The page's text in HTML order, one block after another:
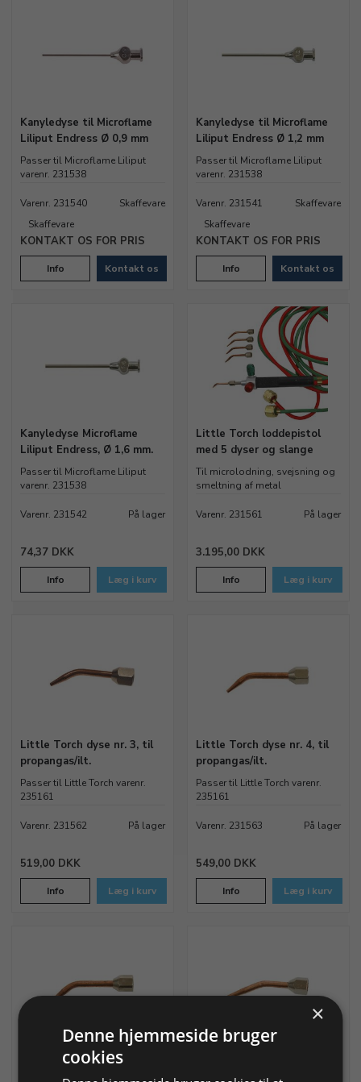
Kanyledyse til Microflame
Liliput Endress Ø 0,9 mm
Passer til Microflame Liliput
varenr. 231538
Varenr. 231540 Skaffevare
KONTAKT OS FOR PRIS
Skaffevare
Info Kontakt os
Kanyledyse til Microflame
Liliput Endress Ø 1,2 mm
Passer til Microflame Liliput
varenr. 231538
Varenr. 231541 Skaffevare
KONTAKT OS FOR PRIS
Skaffevare
Info Kontakt os
Kanyledyse Microflame
Liliput Endress, Ø 1,6 mm.
Passer til Microflame Liliput
varenr. 231538
Varenr. 231542 På lager
74,37 DKK
Info Læg i kurv
Little Torch loddepistol
med 5 dyser og slange
Til microlodning, svejsning og
smeltning af metal
Varenr. 231561 På lager
3.195,00 DKK
Info Læg i kurv
Little Torch dyse nr. 3, til
propangas/ilt.
Passer til Little Torch varenr.
235161
Varenr. 231562 På lager
519,00 DKK
Info Læg i kurv
Little Torch dyse nr. 4, til
propangas/ilt.
Passer til Little Torch varenr.
235161
Varenr. 231563 På lager
549,00 DKK
Info Læg i kurv
Little Torch dyse nr. 5, til
×
Denne hjemmeside bruger
cookies